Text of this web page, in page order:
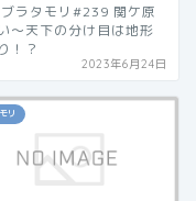
ラタモリ#239 関ケ原
〜天下の分け目は地形
！？
2023年6月24日
リ